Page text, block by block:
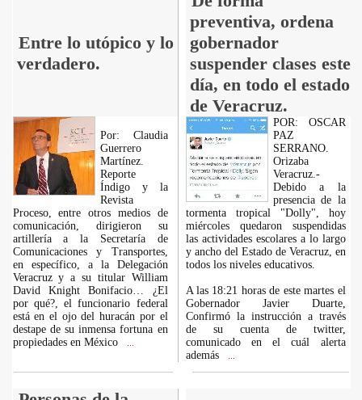
Entre lo utópico y lo
verdadero.
preventiva, ordena
gobernador
suspender clases este
día, en todo el estado
de Veracruz.
Por: Claudia
Guerrero
Martínez.
Reporte
Índigo y la
Revista
Proceso, entre otros medios de
comunicación, dirigieron su
artillería a la Secretaría de
Comunicaciones y Transportes,
en específico, a la Delegación
Veracruz y a su titular William
David Knight Bonifacio… ¿El
por qué?, el funcionario federal
está en el ojo del huracán por el
destape de su inmensa fortuna en
propiedades en México
POR: OSCAR
PAZ
SERRANO.
Orizaba
Veracruz.-
Debido a la
presencia de la
tormenta tropical "Dolly", hoy
miércoles quedaron suspendidas
las actividades escolares a lo largo
y ancho del Estado de Veracruz, en
todos los niveles educativos.
A las 18:21 horas de este martes el
Gobernador Javier Duarte,
Confirmó la instrucción a través
de su cuenta de twitter,
comunicado en el cuál alerta
además